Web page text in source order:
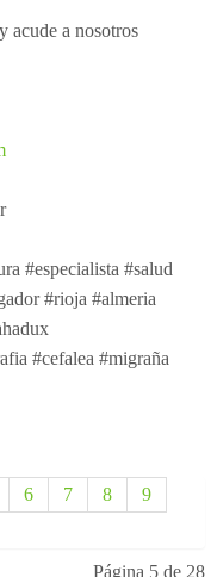
acude a nosotros
#especialista #salud
#rioja #almeria
#cefalea #migraña
6 7 8
9
Página 5 de 28